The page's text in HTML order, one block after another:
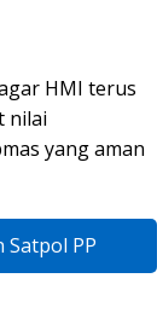
HMI terus
nilai
yang aman
PP